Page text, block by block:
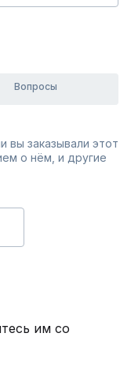
Вопросы
вы заказывали этот
о нём, и другие
им со